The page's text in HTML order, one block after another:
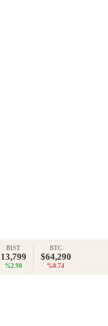
BIST
13,799
%2.90
BTC
$64,290
%0.74